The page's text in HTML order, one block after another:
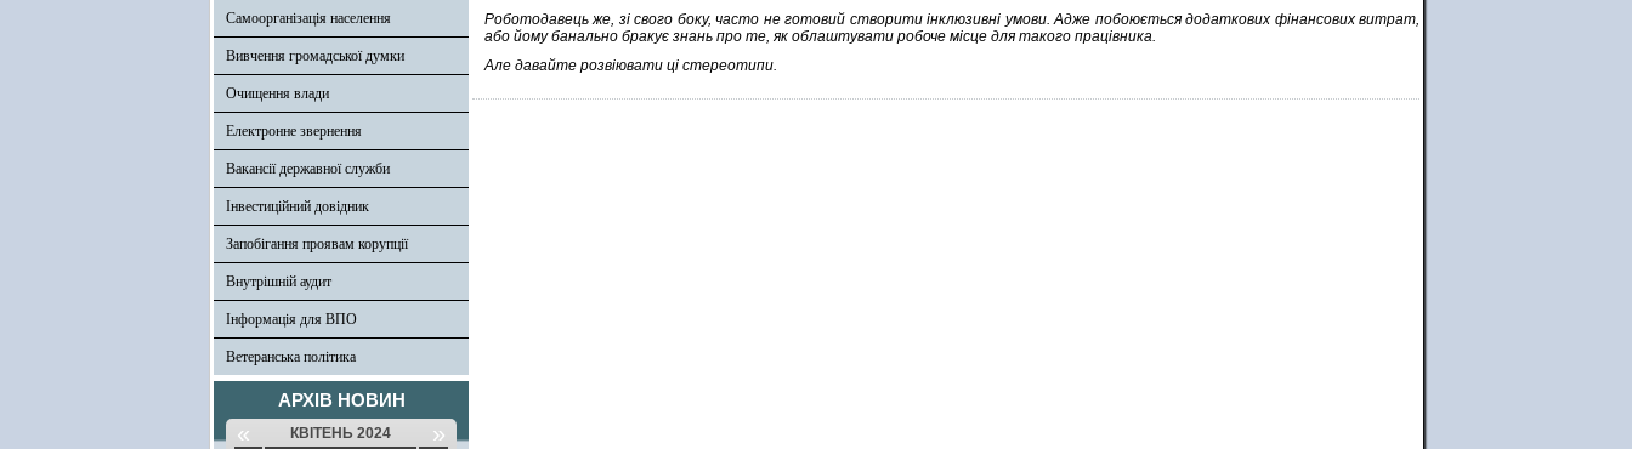
Самоорганізація населення
Вивчення громадської думки
Очищення влади
Електронне звернення
Вакансії державної служби
Інвестиційний довідник
Запобігання проявам корупції
Внутрішній аудит
Інформація для ВПО
Ветеранська політика
АРХІВ НОВИН
« КВІТЕНЬ 2024 »
Роботодавець же, зі свого боку, часто не готовий створити інклюзивні умови. Адже побоюється додаткових фінансових витрат,
або йому банально бракує знань про те, як облаштувати робоче місце для такого працівника.
Але давайте розвіювати ці стереотипи.